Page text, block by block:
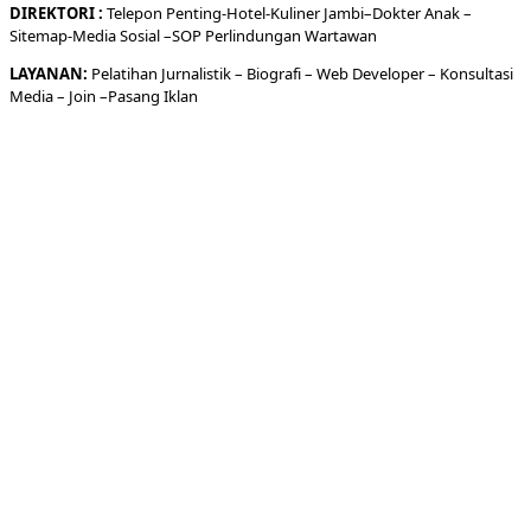
DIREKTORI: Telepon Penting-Hotel-KulinerJambi–DokterAnak –
Sitemap-Media Sosial –SOP Perlindungan Wartawan
LAYANAN: Pelatihan Jurnalistik – Biografi– Web Developer– Konsultasi
Media– Join –Pasang Iklan